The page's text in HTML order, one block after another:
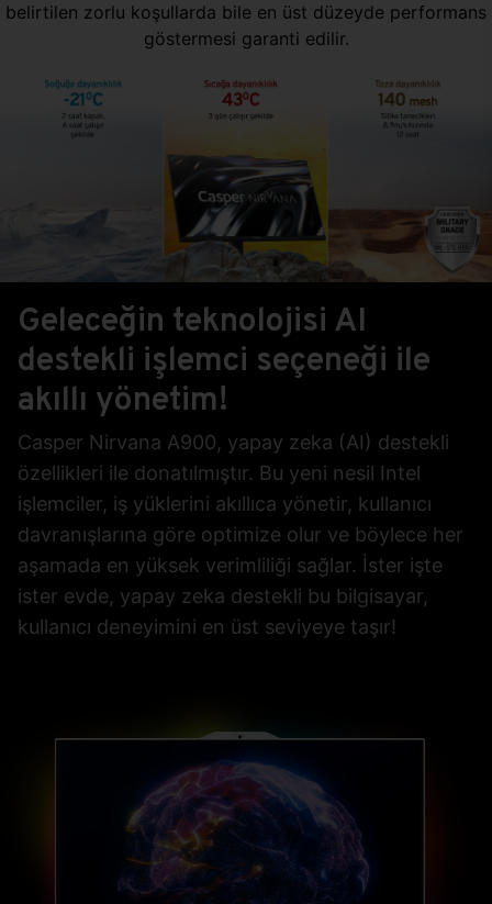
belirtilen zorlu koşullarda bile en üst düzeyde performans
göstermesi garanti edilir.
Geleceğin teknolojisi AI
destekli işlemci seçeneği ile
akıllı yönetim!
Casper Nirvana A900, yapay zeka (AI) destekli
özellikleri ile donatılmıştır. Bu yeni nesil Intel
işlemciler, iş yüklerini akıllıca yönetir, kullanıcı
davranışlarına göre optimize olur ve böylece her
aşamada en yüksek verimliliği sağlar. İster işte
ister evde, yapay zeka destekli bu bilgisayar,
kullanıcı deneyimini en üst seviyeye taşır!